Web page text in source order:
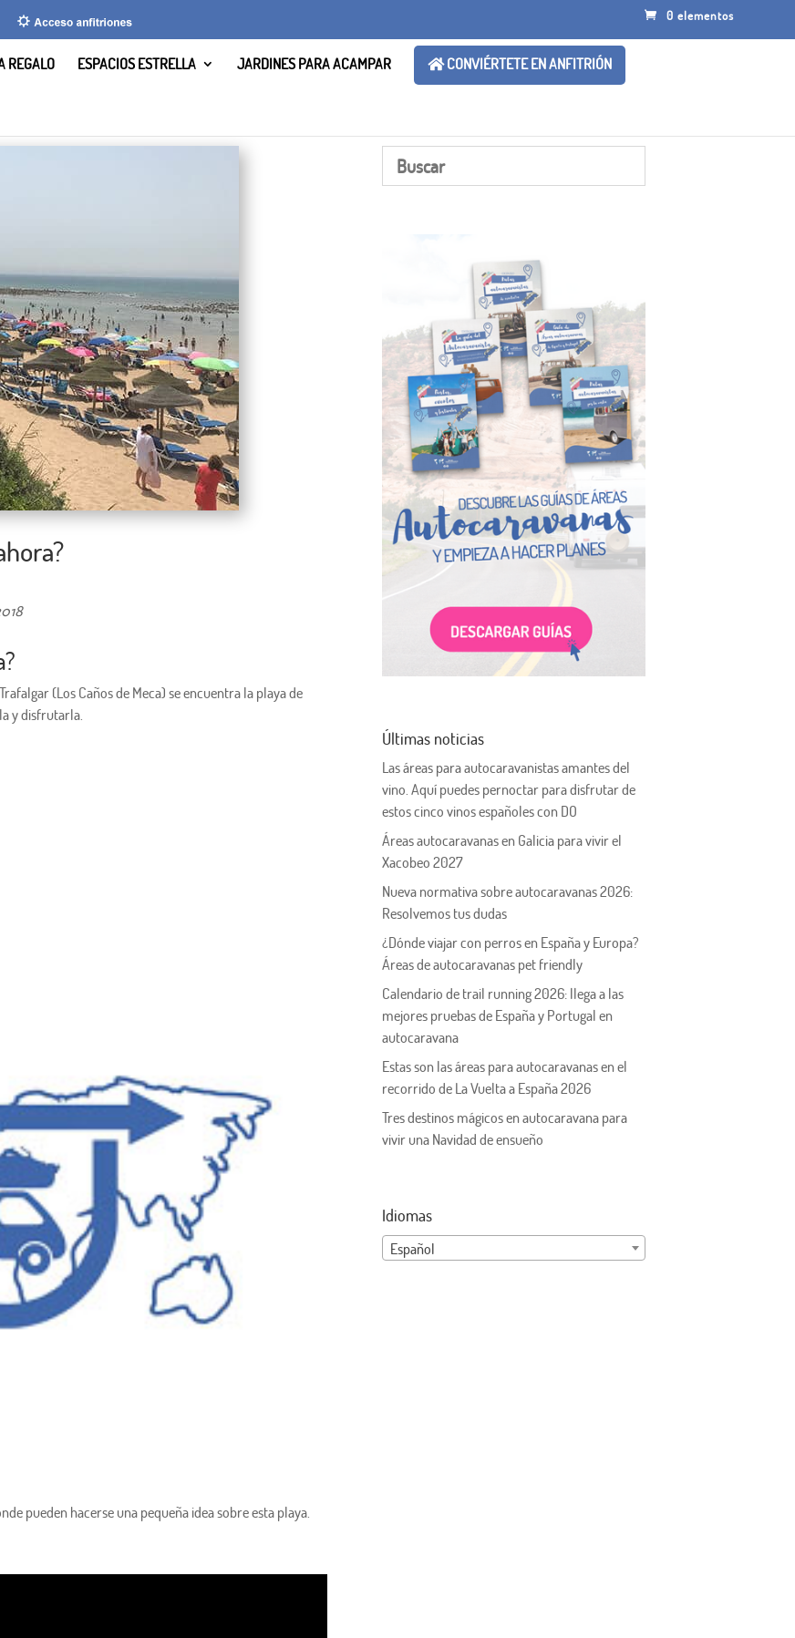
0 elementos
REGALO ESPACIOS ESTRELLA JARDINES PARA ACAMPAR CONVIÉRTETE EN ANFITRIÓN
(Los Caños de Meca) se encuentra la playa de
y disfrutarla.
pueden hacerse una pequeña idea sobre esta playa.
Últimas noticias
Las áreas para autocaravanistas amantes del
vino. Aquí puedes pernoctar para disfrutar de
estos cinco vinos españoles con DO
Áreas autocaravanas en Galicia para vivir el
Xacobeo 2027
Nueva normativa sobre autocaravanas 2026:
Resolvemos tus dudas
¿Dónde viajar con perros en España y Europa?
Áreas de autocaravanas pet friendly
Calendario de trail running 2026: llega a las
mejores pruebas de España y Portugal en
autocaravana
Estas son las áreas para autocaravanas en el
recorrido de La Vuelta a España 2026
Tres destinos mágicos en autocaravana para
vivir una Navidad de ensueño
Idiomas
Español